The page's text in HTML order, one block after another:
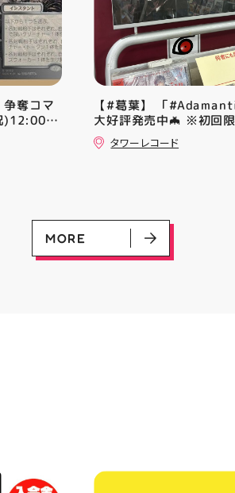
争奪コマ
)12:00~
ドロー
覧🏆
【#葛葉】 「
大好評発売中🦇 ※初回
A、Bは店頭分在庫切れ
す🙇‍♀️ 発売を記念したコ
▼お取置きはこちらから
タワーレコード
MORE